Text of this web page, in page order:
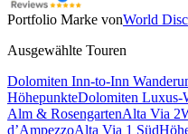
Portfolio Marke vonWorld
Ausgewählte Touren
Dolomiten Inn-to-Inn
HöhepunkteDolomiten Luxus-
Alm & RosengartenAlta Via 2
d’AmpezzoAlta Via 1 Süd